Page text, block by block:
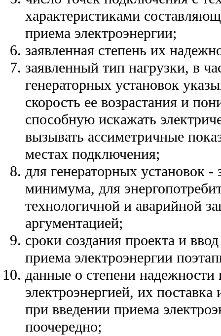
характеристиками
приема электроэнергии;
заявленная степень их
заявленный тип нагрузки, в
генераторных установок
скорость ее возрастания и
способную искажать
вызывать ассиметричные
местах подключения;
для генераторных установок -
минимума, для
технологичной и аварийной
аргументацией;
сроки создания проекта и
приема электроэнергии
данные о степени
электроэнергией, их
при введении приема
поочередно;